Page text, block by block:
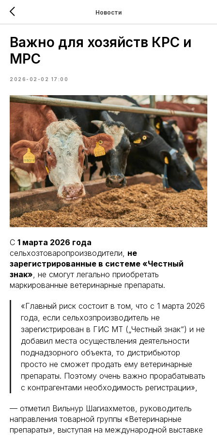
Новости
Важно для хозяйств КРС и
МРС
2026-02-02 17:00
С 1 марта 2026 года
сельхозтоваропроизводители, не
зарегистрированные в системе «Честный
знак», не смогут легально приобретать
маркированные ветеринарные препараты.
«Главный риск состоит в том, что с 1 марта 2026
года, если сельхозпроизводитель не
зарегистрирован в ГИС МТ („Честный знак“) и не
добавил места осуществления деятельности
поднадзорного объекта, то дистрибьютор
просто не сможет продать ему ветеринарные
препараты. Поэтому очень важно прорабатывать
с контрагентами необходимость регистрации»,
— отметил Вильнур Шагиахметов, руководитель
направления товарной группы «Ветеринарные
препараты», выступая на международной выставке